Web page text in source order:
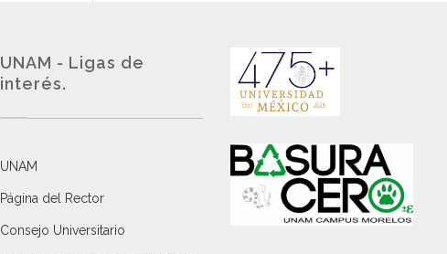
UNAM - Ligas de
interés.
UNAM
Página del Rector
Consejo Universitario